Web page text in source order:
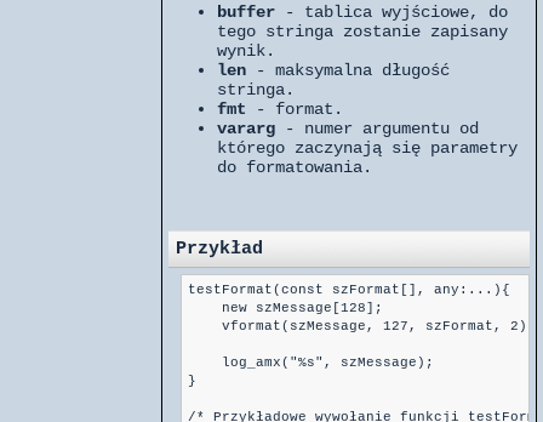
buffer
- tablica wyjściowe, do
tego stringa zostanie zapisany
wynik.
len - maksymalna długość
stringa.
fmt
- format.
vararg - numer argumentu od
którego zaczynają się parametry
do formatowania.
Przykład
testFormat(const szFormat[], any:...){
    new szMessage[128];
vformat(szMessage, 127, szFormat,
    log_amx("%s", szMessage);
}
/* Przykładowe wywołanie funkcji